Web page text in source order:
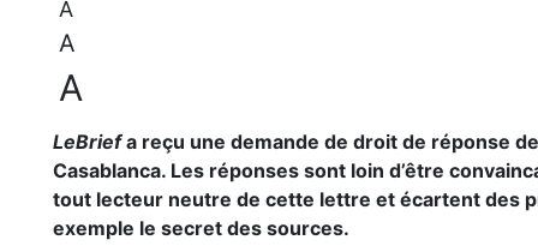
A
A
A
LeBriefa reçu une demande de droit de réponse
Casablanca. Les réponses sont loin d’être
tout lecteur neutre de cette lettre et écartent des
exemple le secret des sources.